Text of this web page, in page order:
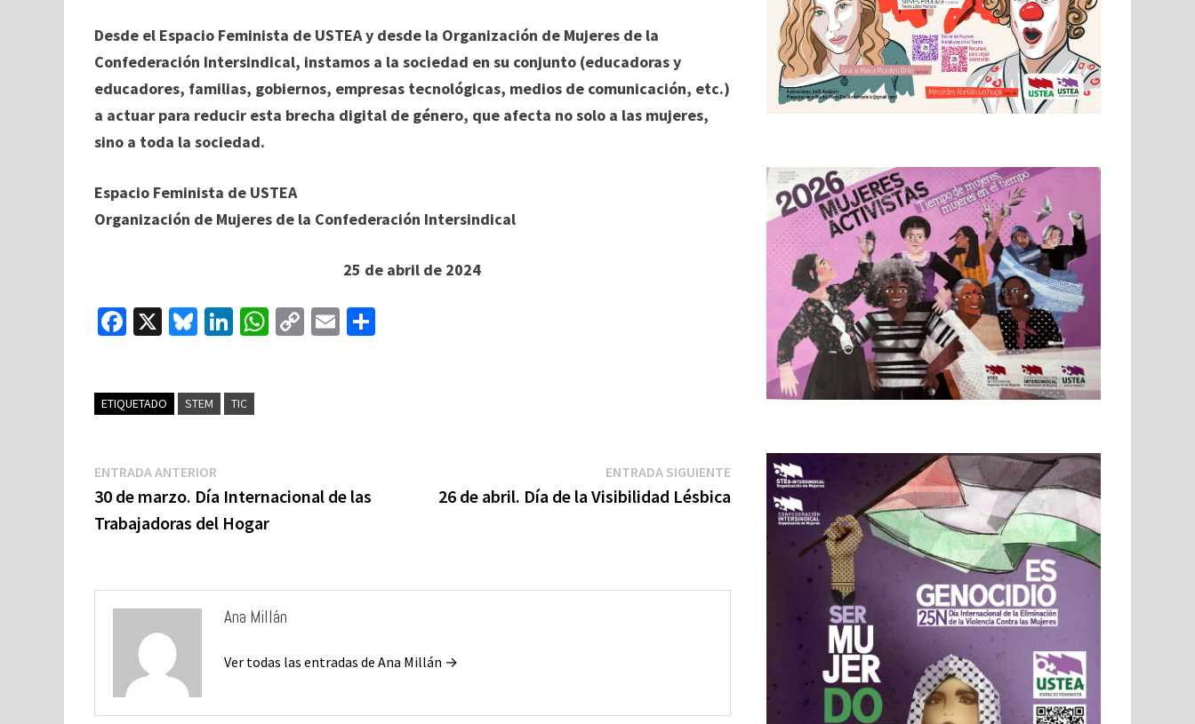
Desde el Espacio Feminista de USTEA y desde la Organización de Mujeres de la
Confederación Intersindical, instamos a la sociedad en su conjunto (educadoras y
educadores, familias, gobiernos, empresas tecnológicas, medios de comunicación, etc.)
a actuar para reducir esta brecha digital de género, que afecta no solo a las mujeres,
sino a toda la sociedad.
Espacio Feminista de USTEA
Organización de Mujeres de la Confederación Intersindical
25 de abril de 2024
Fa
o
k
X
Bl
ky
Li
dI
W C
k
E
ETIQUETADO STEM TIC
Navegación
de
entradas
ENTRADA ANTERIOR
anterior:
30 de marzo. Día Internacional de las
Trabajadoras del Hogar
ENTRADA SIGUIENTEEntrada
siguiente:
26 de abril. Día de la Visibilidad Lésbica
Ana Millán
Ver todas las entradas de Ana Millán →